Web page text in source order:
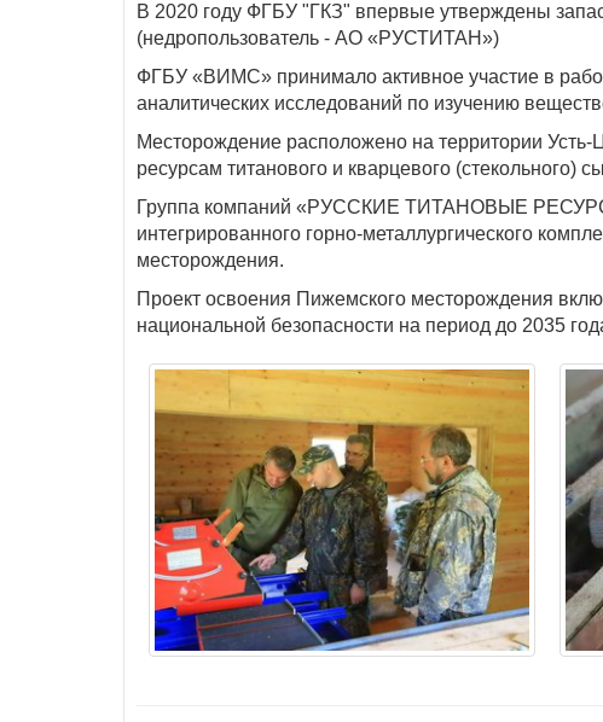
В 2020 году ФГБУ "ГКЗ" впервые утверждены
(недропользователь - АО «РУСТИТАН»)
ФГБУ «ВИМС» принимало активное участие в
аналитических исследований по изучению
Месторождение расположено на территории
ресурсам титанового и кварцевого (стекольного)
Группа компаний «РУССКИЕ ТИТАНОВЫЕ РЕСУРСЫ»
интегрированного горно-металлургического
месторождения.
Проект освоения Пижемского месторождения
национальной безопасности на период до 2035